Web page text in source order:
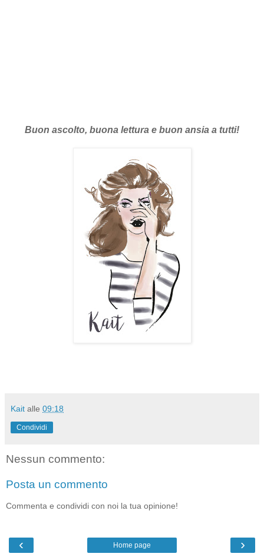
Buon ascolto, buona lettura e buon ansia a tutti!
Kait alle 09:18
Condividi
Nessun commento:
Posta un commento
Commenta e condividi con noi la tua opinione!
‹ ›
Home page